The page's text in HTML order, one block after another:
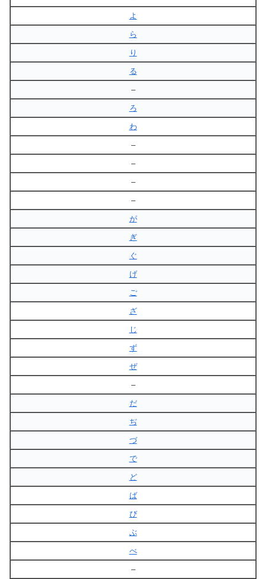
よ
ら
り
る
–
ろ
わ
–
–
–
–
が
ぎ
ぐ
げ
ご
ざ
じ
ず
ぜ
–
だ
ぢ
づ
で
ど
ば
び
ぶ
べ
–